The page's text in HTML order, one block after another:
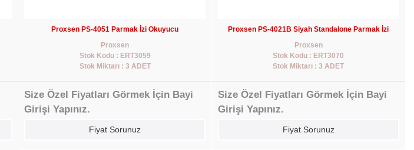
Proxsen PS-4051 Parmak İzi Okuyucu
Proxsen
Stok Kodu : ERT3059
Stok Miktarı : 3 ADET
Size Özel Fiyatları Görmek İçin Bayi
Girişi Yapınız.
Fiyat Sorunuz
Proxsen PS-4021B Siyah Standalone Parmak İzi
Proxsen
Stok Kodu : ERT3070
Stok Miktarı : 3 ADET
Size Özel Fiyatları Görmek İçin Bayi
Girişi Yapınız.
Fiyat Sorunuz